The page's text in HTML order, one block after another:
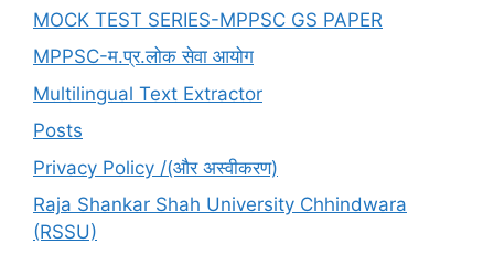
MOCK TEST SERIES-MPPSC GS PAPER
MPPSC-म.प्र.लोक सेवा आयोग
Multilingual Text Extractor
Posts
Privacy Policy /(और अस्वीकरण)
Raja Shankar Shah University Chhindwara
(RSSU)